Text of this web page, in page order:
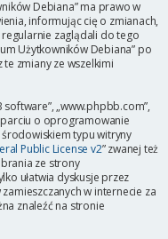
Debiana” ma prawo w
informując cię o zmianach,
zaglądali do tego
Użytkowników Debiana” po
zmiany ze wszelkimi
software”, „www.phpbb.com”,
o oprogramowanie
typu witryny
Public License v2” zwanej też
ze strony
ułatwia dyskusje przez
w internecie za
znaleźć na stronie